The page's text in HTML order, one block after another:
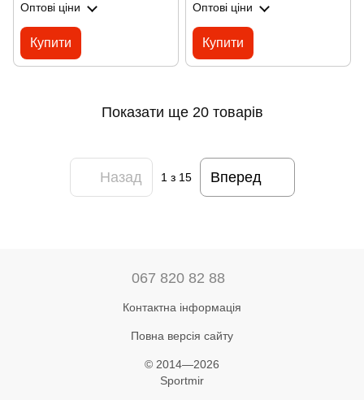
Оптові ціни
Купити
Оптові ціни
Купити
Показати ще 20 товарів
Назад 1з 15 Вперед
067 820 82 88
Контактна інформація
Повна версія сайту
© 2014—2026
Sportmir